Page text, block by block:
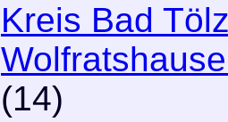
Kreis Bad
(14)